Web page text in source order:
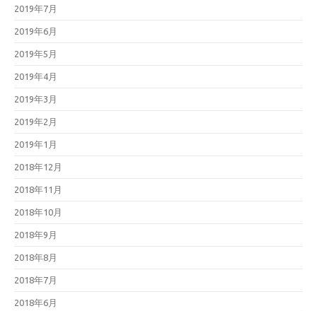
2019年7月
2019年6月
2019年5月
2019年4月
2019年3月
2019年2月
2019年1月
2018年12月
2018年11月
2018年10月
2018年9月
2018年8月
2018年7月
2018年6月